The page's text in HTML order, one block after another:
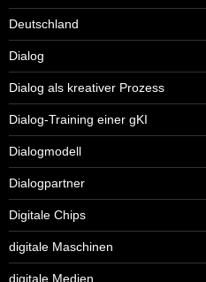
Deutschland
Dialog
Dialog als kreativer Prozess
Dialog-Training einer gKI
Dialogmodell
Dialogpartner
Digitale Chips
digitale Maschinen
digitale Medien